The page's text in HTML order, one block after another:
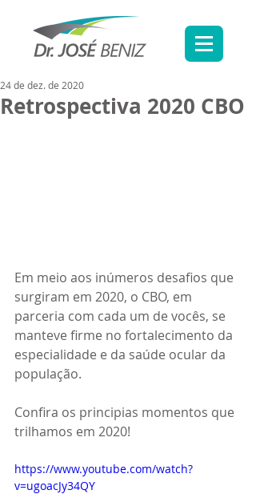
Retrospectiva 2020 CBO
24 de dez. de 2020
Em meio aos inúmeros desafios que
surgiram em 2020, o CBO, em
parceria com cada um de vocês, se
manteve firme no fortalecimento da
especialidade e da saúde ocular da
população.
Confira os principias momentos que
trilhamos em 2020!
https://www.youtube.com/watch?
v=ugoacJy34QY